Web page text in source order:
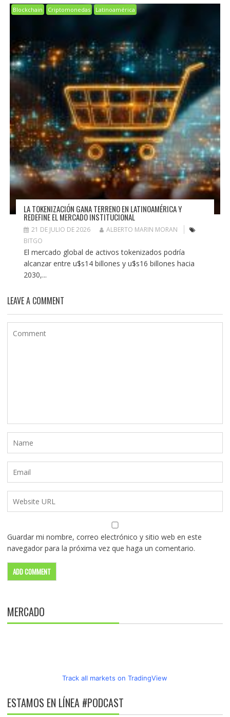
Blockchain Criptomonedas Latinoamérica
LA TOKENIZACIÓN GANA TERRENO EN LATINOAMÉRICA Y
REDEFINE EL MERCADO INSTITUCIONAL
21 DE JULIO DE 2026
ALBERTO MARIN MORAN
BITGO
El mercado global de activos tokenizados podría
alcanzar entre u$s14 billones y u$s16 billones hacia
2030,...
LEAVE A COMMENT
Guardar mi nombre, correo electrónico y sitio web en este
navegador para la próxima vez que haga un comentario.
MERCADO
Track all markets on TradingView
ESTAMOS EN LÍNEA #PODCAST